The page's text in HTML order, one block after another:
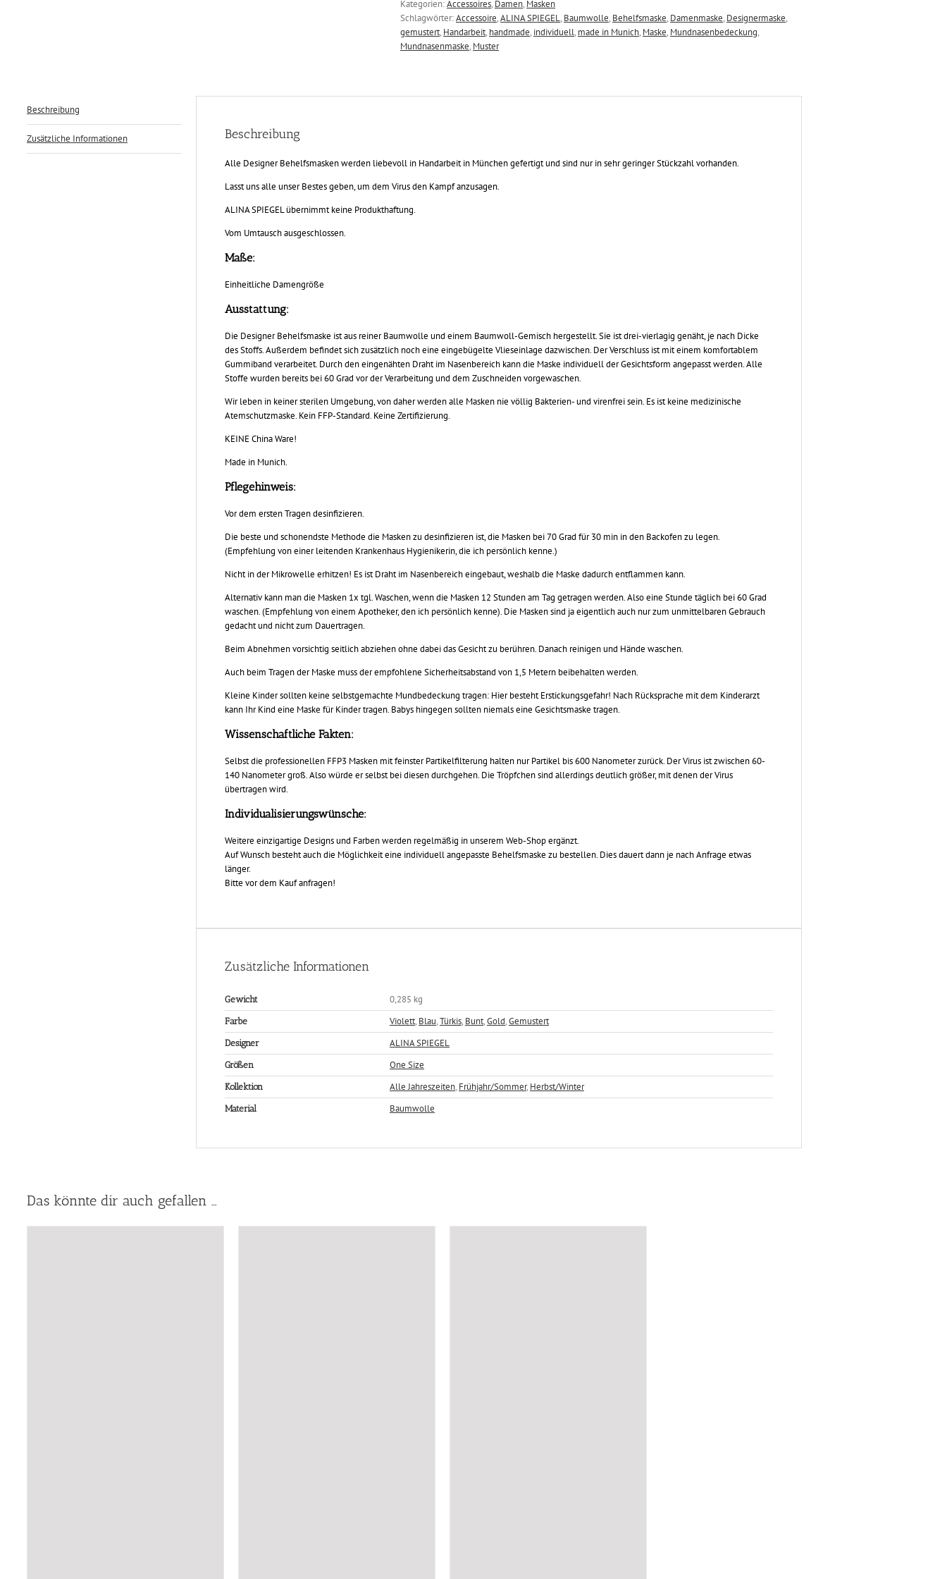
-
Damengröße
Menge
Kategorien:Accessoires, Damen, Masken
Schlagwörter:Accessoire,ALINA SPIEGEL, Baumwolle, Behelfsmaske, Damenmaske, Designermaske,
gemustert, Handarbeit, handmade, individuell, made in Munich, Maske, Mundnasenbedeckung,
Mundnasenmaske, Muster
Beschreibung
Zusätzliche Informationen Beschreibung
Alle Designer Behelfsmasken werden liebevoll in Handarbeit in München gefertigt und sind nur in sehr geringer Stückzahl vorhanden.
Lasst uns alle unser Bestes geben, um dem Virus den Kampf anzusagen.
ALINA SPIEGEL übernimmt keine Produkthaftung.
Vom Umtausch ausgeschlossen.
Maße:
Einheitliche Damengröße
Ausstattung:
Die Designer Behelfsmaske ist aus reiner Baumwolle und einem Baumwoll-Gemisch hergestellt. Sie ist drei-vierlagig genäht, je nach Dicke
des Stoffs. Außerdem befindet sich zusätzlich noch eine eingebügelte Vlieseinlage dazwischen. Der Verschluss ist mit einem komfortablem
Gummiband verarbeitet. Durch den eingenähten Draht im Nasenbereich kann die Maske individuell der Gesichtsform angepasst werden. Alle
Stoffe wurden bereits bei 60 Grad vor der Verarbeitung und dem Zuschneiden vorgewaschen.
Wir leben in keiner sterilen Umgebung, von daher werden alle Masken nie völlig Bakterien- und virenfrei sein. Es ist keine medizinische
Atemschutzmaske. Kein FFP-Standard. Keine Zertifizierung.
KEINE China Ware!
Made in Munich.
Pflegehinweis:
Vor dem ersten Tragen desinfizieren.
Die beste und schonendste Methode die Masken zu desinfizieren ist, die Masken bei 70 Grad für 30 min in den Backofen zu legen.
(Empfehlung von einer leitenden Krankenhaus Hygienikerin, die ich persönlich kenne.)
Nicht in der Mikrowelle erhitzen! Es ist Draht im Nasenbereich eingebaut, weshalb die Maske dadurch entflammen kann.
Alternativ kann man die Masken 1x tgl. Waschen, wenn die Masken 12 Stunden am Tag getragen werden. Also eine Stunde täglich bei 60 Grad
waschen. (Empfehlung von einem Apotheker, den ich persönlich kenne). Die Masken sind ja eigentlich auch nur zum unmittelbaren Gebrauch
gedacht und nicht zum Dauertragen.
Beim Abnehmen vorsichtig seitlich abziehen ohne dabei das Gesicht zu berühren. Danach reinigen und Hände waschen.
Auch beim Tragen der Maske muss der empfohlene Sicherheitsabstand von 1,5 Metern beibehalten werden.
Kleine Kinder sollten keine selbstgemachte Mundbedeckung tragen: Hier besteht Erstickungsgefahr! Nach Rücksprache mit dem Kinderarzt
kann Ihr Kind eine Maske für Kinder tragen. Babys hingegen sollten niemals eine Gesichtsmaske tragen.
Wissenschaftliche Fakten:
Selbst die professionellen FFP3 Masken mit feinster Partikelfilterung halten nur Partikel bis 600 Nanometer zurück. Der Virus ist zwischen 60-
140 Nanometer groß. Also würde er selbst bei diesen durchgehen. Die Tröpfchen sind allerdings deutlich größer, mit denen der Virus
übertragen wird.
Individualisierungswünsche:
Weitere einzigartige Designs und Farben werden regelmäßig in unserem Web-Shop ergänzt.
Auf Wunsch besteht auch die Möglichkeit eine individuell angepasste Behelfsmaske zu bestellen. Dies dauert dann je nach Anfrage etwas
länger.
Bitte vor dem Kauf anfragen!
Zusätzliche Informationen
Gewicht 0,285 kg
Farbe Violett, Blau,Türkis, Bunt,Gold,Gemustert
Designer ALINA SPIEGEL
Größen One Size
Kollektion Alle Jahreszeiten, Frühjahr/Sommer, Herbst/Winter
Material Baumwolle
Das könnte dir auch gefallen …